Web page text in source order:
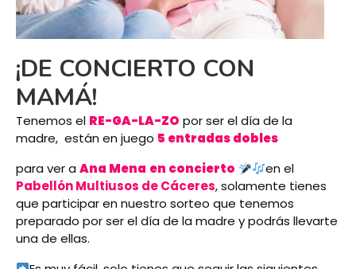
¡DE CONCIERTO CON
MAMÁ!
Tenemos el RE-GA-LA-ZO por ser el día de la
madre, están en juego 5 entradas dobles
para ver a Ana Mena en concierto
en el
Pabellón Multiusos de Cáceres, solamente tienes
que participar en nuestro sorteo que tenemos
preparado por ser el día de la madre y podrás llevarte
una de ellas.